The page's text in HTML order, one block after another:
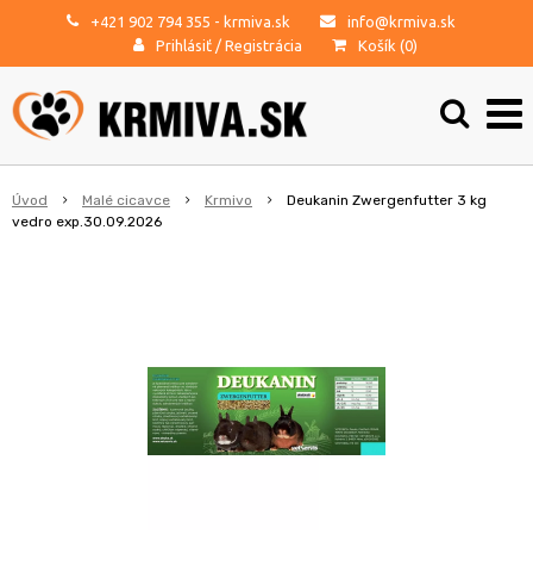
+421 902 794 355 - krmiva.sk
info@krmiva.sk
Prihlásiť / Registrácia Košík (0)
Úvod Malé cicavce Krmivo
Deukanin Zwergenfutter 3 kg
vedro exp.30.09.2026